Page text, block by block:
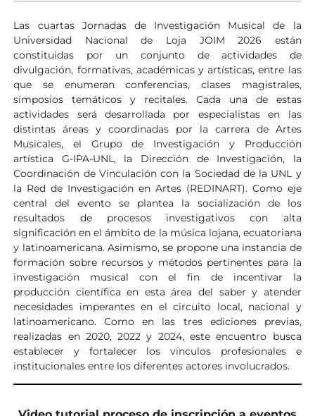
Las cuartas Jornadas de Investigación Musical de la
Universidad Nacional de Loja JOIM 2026 están
constituidas por un conjunto de actividades de
divulgación, formativas, académicas y artísticas, entre las
que se enumeran conferencias, clases magistrales,
simposios temáticos y recitales. Cada una de estas
actividades será desarrollada por especialistas en las
distintas áreas y coordinadas por la carrera de Artes
Musicales, el Grupo de Investigación y Producción
artística G-IPA-UNL, la Dirección de Investigación, la
Coordinación de Vinculación con la Sociedad de la UNL y
la Red de Investigación en Artes (REDINART). Como eje
central del evento se plantea la socialización de los
resultados de procesos investigativos con alta
significación en el ámbito de la música lojana, ecuatoriana
y latinoamericana. Asimismo, se propone una instancia de
formación sobre recursos y métodos pertinentes para la
investigación musical con el fin de incentivar la
producción científica en esta área del saber y atender
necesidades imperantes en el circuito local, nacional y
latinoamericano. Como en las tres ediciones previas,
realizadas en 2020, 2022 y 2024, este encuentro busca
establecer y fortalecer los vínculos profesionales e
institucionales entre los diferentes actores involucrados.